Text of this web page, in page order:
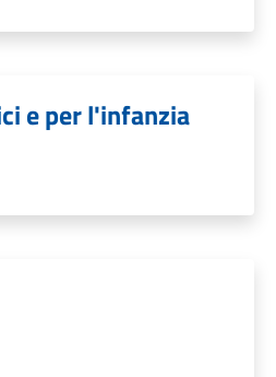
e per l'infanzia